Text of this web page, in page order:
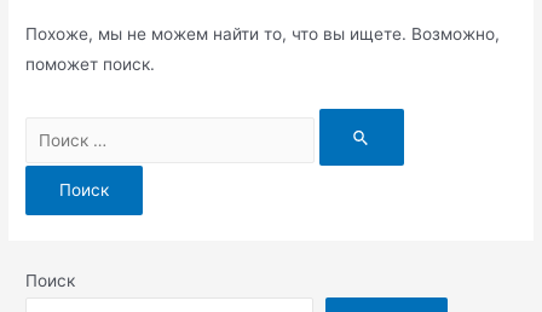
Похоже, мы не можем найти то, что вы ищете. Возможно,
поможет поиск.
Поиск